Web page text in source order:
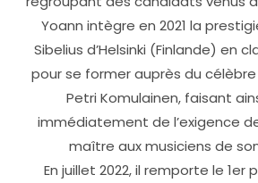
Yoann intègre en 2021 la
Sibelius d’Helsinki (Finlande) en
pour se former auprès du
Petri Komulainen, faisant
immédiatement de l’exigence
maître aux musiciens de
En juillet 2022, il remporte le 1er